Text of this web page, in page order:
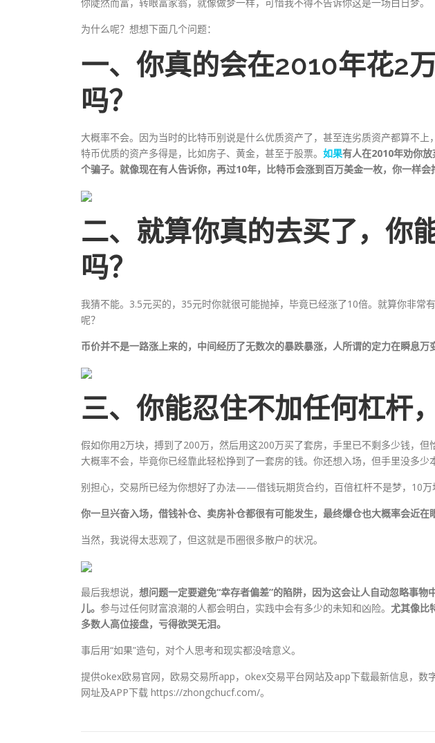
为什么呢？想想下面几个问题：
一、你真的会在2010年花2
吗？
大概率不会。因为当时的比特币别说是什么优质资产了，甚至连劣质资产都算不
特币优质的资产多得是，比如房子、黄金，甚至于股票。 如果有人在2010年劝你
个骗子。就像现在有人告诉你，再过10年，比特币会涨到百万美金一枚，你一样会
二、就算你真的去买了，你
吗？
我猜不能。3.5元买的，35元时你就很可能抛掉，毕竟已经涨了10倍。就算你非常
呢？
币价并不是一路涨上来的，中间经历了无数次的暴跌暴涨，人所谓的定力在瞬息万
三、你能忍住不加任何杠杆
假如你用2万块，搏到了200万，然后用这200万买了套房，手里已不剩多少钱，但
大概率不会，毕竟你已经靠此轻松挣到了一套房的钱。你还想入场，但手里没多少
别担心，交易所已经为你想好了办法——借钱玩期货合约，百倍杠杆不是梦，10万
你一旦兴奋入场，借钱补仓、卖房补仓都很有可能发生，最终爆仓也大概率会近在
当然，我说得太悲观了，但这就是币圈很多散户的状况。
最后我想说， 想问题一定要避免“幸存者偏差”的陷阱，因为这会让人自动忽略事
儿。 参与过任何财富浪潮的人都会明白，实践中会有多少的未知和凶险。 尤其像比
多数人高位接盘，亏得欲哭无泪。
事后用“如果”造句，对个人思考和现实都没啥意义。
提供okex欧易官网，欧易交易所app，okex交易平台网站及app下载最新信息，数
网址及APP下载 https://zhongchucf.com/。